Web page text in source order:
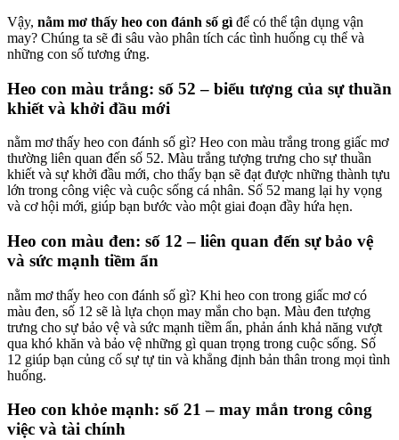
Vậy, nằm mơ thấy heo con đánh số gì để có thể tận dụng vận
may? Chúng ta sẽ đi sâu vào phân tích các tình huống cụ thể và
những con số tương ứng.
Heo con màu trắng: số 52 – biểu tượng của sự thuần
khiết và khởi đầu mới
nằm mơ thấy heo con đánh số gì? Heo con màu trắng trong giấc mơ
thường liên quan đến số 52. Màu trắng tượng trưng cho sự thuần
khiết và sự khởi đầu mới, cho thấy bạn sẽ đạt được những thành tựu
lớn trong công việc và cuộc sống cá nhân. Số 52 mang lại hy vọng
và cơ hội mới, giúp bạn bước vào một giai đoạn đầy hứa hẹn.
Heo con màu đen: số 12 – liên quan đến sự bảo vệ
và sức mạnh tiềm ẩn
nằm mơ thấy heo con đánh số gì? Khi heo con trong giấc mơ có
màu đen, số 12 sẽ là lựa chọn may mắn cho bạn. Màu đen tượng
trưng cho sự bảo vệ và sức mạnh tiềm ẩn, phản ánh khả năng vượt
qua khó khăn và bảo vệ những gì quan trọng trong cuộc sống. Số
12 giúp bạn củng cố sự tự tin và khẳng định bản thân trong mọi tình
huống.
Heo con khỏe mạnh: số 21 – may mắn trong công
việc và tài chính